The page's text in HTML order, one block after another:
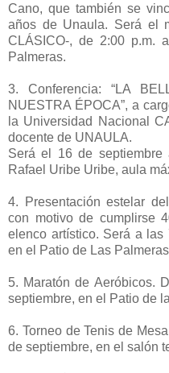
Cano, que también se
años de Unaula. Será el
CLÁSICO-, de 2:00 p.m.
Palmeras.
3. Conferencia: “LA
NUESTRA ÉPOCA”, a
la Universidad Nacional
docente de UNAULA.
Será el 16 de
Rafael Uribe Uribe, aula
4. Presentación estelar
con motivo de cumplirse
elenco artístico. Será a las
en el Patio de Las
5. Maratón de Aeróbicos.
septiembre, en el Patio de
6. Torneo de Tenis de
de septiembre, en el salón